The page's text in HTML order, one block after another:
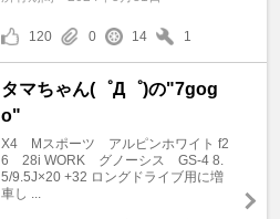
120 0 14 1
タマちゃん(゜Д゜)の"7gog
o"
X4 Мスポーツ アルピンホワイト f2
6 28i WORK グノーシス GS-4 8.
5/9.5J×20 +32 ロングドライブ用に増
車し ...